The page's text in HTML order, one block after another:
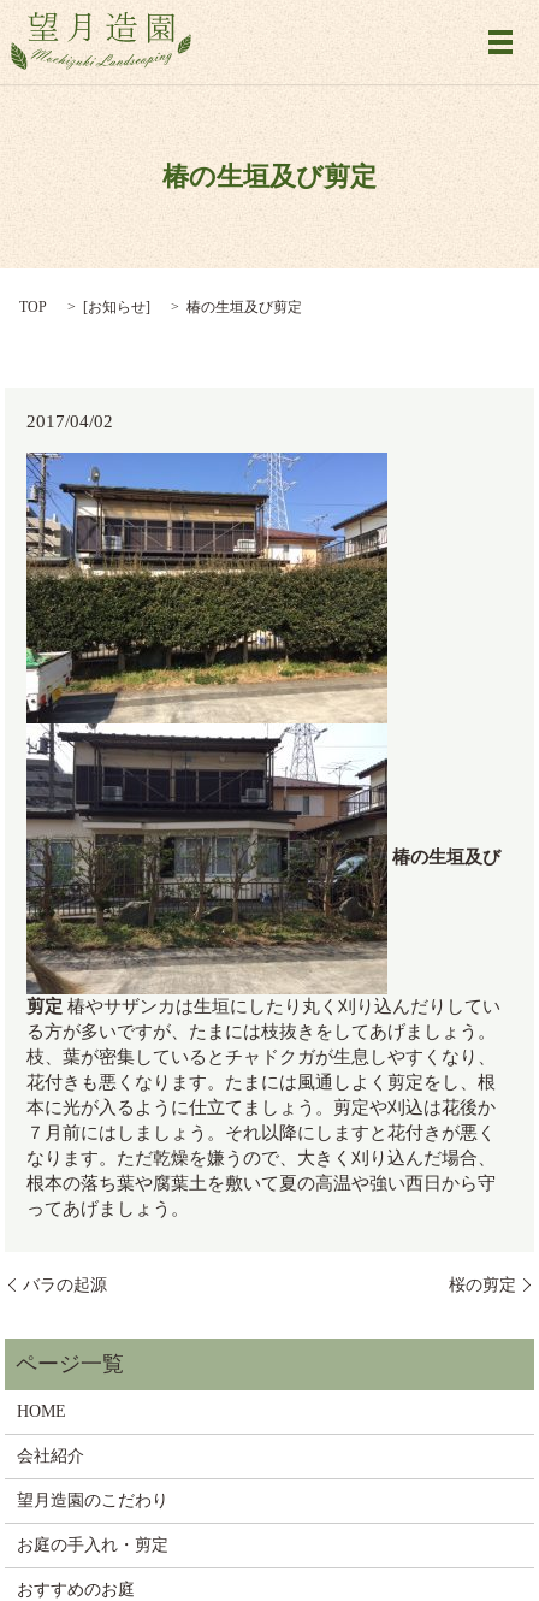
メ
椿の生垣及び剪定
TOP [お知らせ] 椿の生垣及び剪定
2017/04/02
椿の生垣及び
剪定 椿やサザンカは生垣にしたり丸く刈り込んだりしてい
る方が多いですが、たまには枝抜きをしてあげましょう。
枝、葉が密集しているとチャドクガが生息しやすくなり、
花付きも悪くなります。たまには風通しよく剪定をし、根
本に光が入るように仕立てましょう。剪定や刈込は花後か
７月前にはしましょう。それ以降にしますと花付きが悪く
なります。ただ乾燥を嫌うので、大きく刈り込んだ場合、
根本の落ち葉や腐葉土を敷いて夏の高温や強い西日から守
ってあげましょう。
バラの起源 桜の剪定
HOME
会社紹介
望月造園のこだわり
お庭の手入れ・剪定
おすすめのお庭